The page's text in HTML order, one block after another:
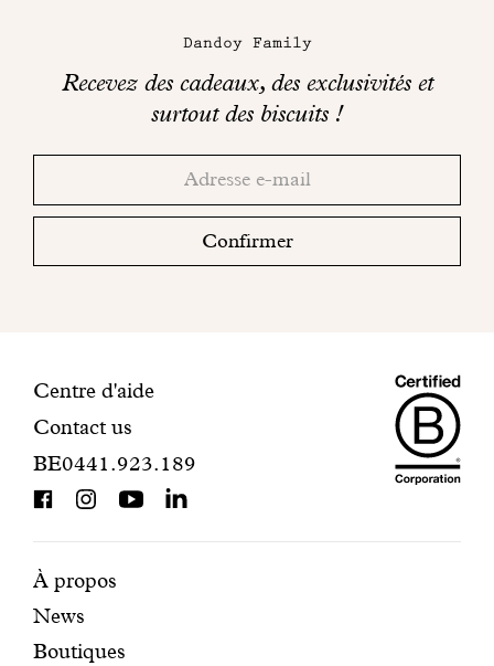
Dandoy Family
Recevez des cadeaux, des exclusivités et
surtout des biscuits !
boite
Confirmer
Informations
de
contact
Centre d'aide
Contact us
BE0441.923.189
Pages
mises
Navigation
secondaire
À propos
News
Boutiques
is